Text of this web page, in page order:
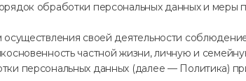
обработки персональных данных и
своей деятельности
частной жизни, личную и
персональных данных (далее — Политика)